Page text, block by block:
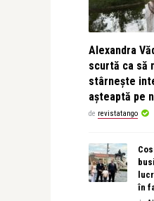
Alexandra
scurtă ca să
stârnește
așteaptă pe
de revistatango
în